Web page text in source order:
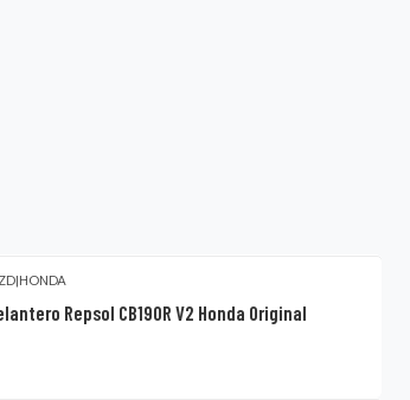
|HONDA
Repsol CB190R V2 Honda Original